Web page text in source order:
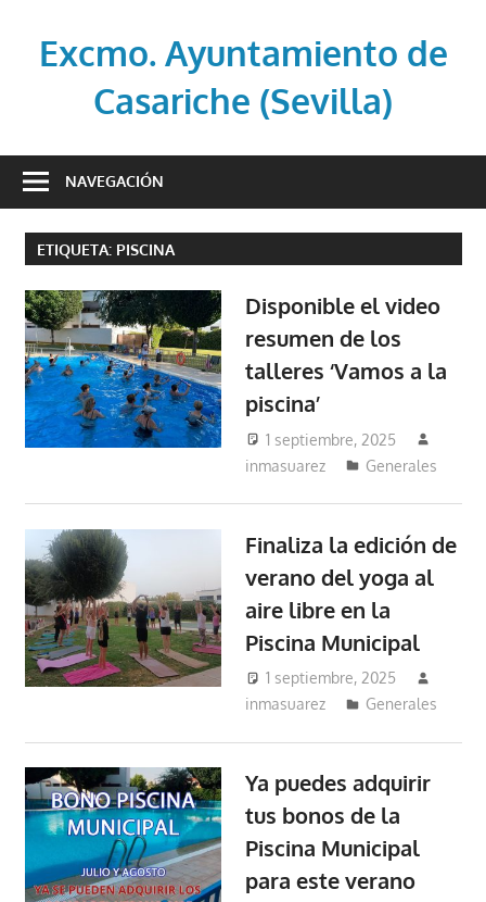
contenidoExcmo. Ayuntamiento de
Casariche (Sevilla)
oficial
Ayuntamiento
de
Casariche
(Sevilla)
NAVEGACIÓN
ETIQUETA: PISCINA
Disponible el video
resumen de los
talleres ‘Vamos a la
piscina’
1 septiembre, 2025
inmasuarez
Generales
Finaliza la edición de
verano del yoga al
aire libre en la
Piscina Municipal
1 septiembre, 2025
inmasuarez
Generales
Ya puedes adquirir
tus bonos de la
Piscina Municipal
para este verano